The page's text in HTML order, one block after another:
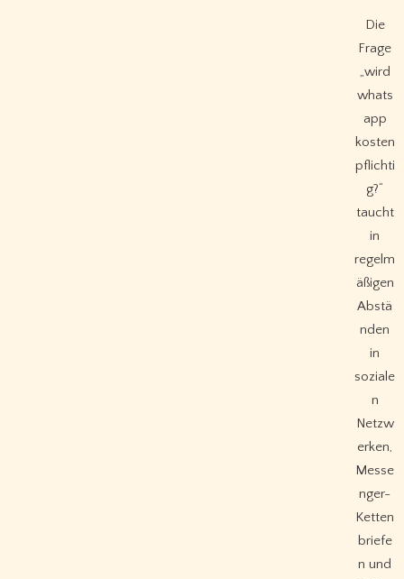
Die
Frage
„wird
whats
app
kosten
pflichti
g?“
taucht
in
regelm
äßigen
Abstä
nden
in
soziale
n
Netzw
erken,
Messe
nger-
Ketten
briefe
n und